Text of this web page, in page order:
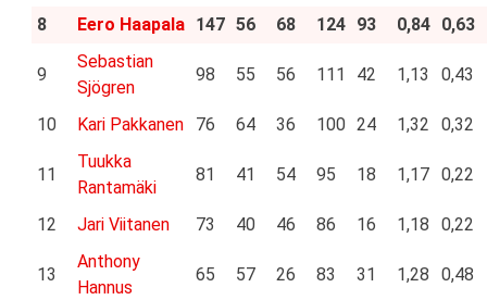
8 Eero Haapala 147 56 68 124 93 0,84 0,63
9
Sebastian
Sjögren
98 55 56 111 42 1,13 0,43
10 Kari Pakkanen 76 64 36 100 24 1,32 0,32
11
Tuukka
Rantamäki
81 41 54 95 18 1,17 0,22
12 Jari Viitanen 73 40 46 86 16 1,18 0,22
13
Anthony
Hannus
65 57 26 83 31 1,28 0,48